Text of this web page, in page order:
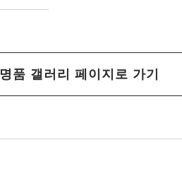
명품 갤러리 페이지로 가기